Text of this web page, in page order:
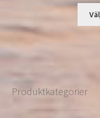
Produktkategorier